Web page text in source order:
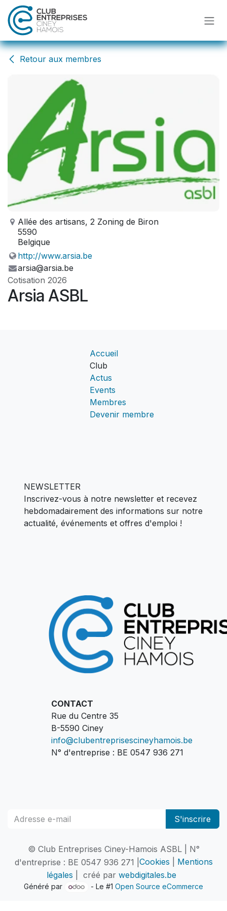
Se rendre au contenu
Retour aux membres
Allée des artisans, 2 Zoning de Biron
5590
Belgique
http://www.arsia.be
arsia@arsia.be
Cotisation 2026
Arsia ASBL
Accueil
Club
Actus
Events
Membres
Devenir membre
NEWSLETTER
Inscrivez-vous à notre newsletter et recevez
hebdomadairement des informations sur notre
actualité, événements et offres d'emploi !
CONTACT
Rue du Centre 35
B-5590 Ciney
info@clubentreprisescineyhamois.be
N° d'entreprise : BE 0547 936 271
S'inscrire
© Club Entreprises Ciney-Hamois ASBL | N°
d'entreprise : BE 0547 936 271 | Cookies
Mentions
légales | créé par webdigitales.be
Généré par - Le #1Open Source eCommerce